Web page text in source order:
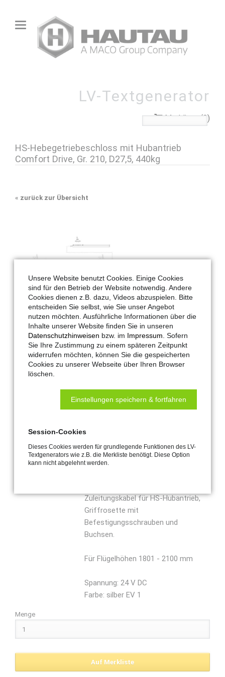
LV-Textgenerator
Merkliste (0)
HS-Hebegetriebeschloss mit Hubantrieb
Comfort Drive, Gr. 210, D27,5, 440kg
« zurück zur Übersicht
Hautau-Artikel-Nr.:
485285
Maco-Artikel-Nr.:
485285
Anwendung:
Lüftung
Spannung:
D27,5, 440kg
Hubantrieb nur in Kombination mit
Zuleitungskabel für HS-Hubantrieb,
Griffrosette mit
Befestigungsschrauben und
Buchsen.
Für Flügelhöhen 1801 - 2100 mm
Spannung: 24 V DC
Farbe: silber EV 1
Menge
Unsere Website benutzt Cookies. Einige Cookies
sind für den Betrieb der Website notwendig. Andere
Cookies dienen z.B. dazu, Videos abzuspielen. Bitte
entscheiden Sie selbst, wie Sie unser Angebot
nutzen möchten. Ausführliche Informationen über die
Inhalte unserer Website finden Sie in unseren
Datenschutzhinweisen bzw. im Impressum . Sofern
Sie Ihre Zustimmung zu einem späteren Zeitpunkt
widerrufen möchten, können Sie die gespeicherten
Cookies zu unserer Webseite über Ihren Browser
löschen.
Einstellungen speichern & fortfahren
Session-Cookies
Dieses Cookies werden für grundlegende Funktionen des LV-
Textgenerators wie z.B. die Merkliste benötigt. Diese Option
kann nicht abgelehnt werden.